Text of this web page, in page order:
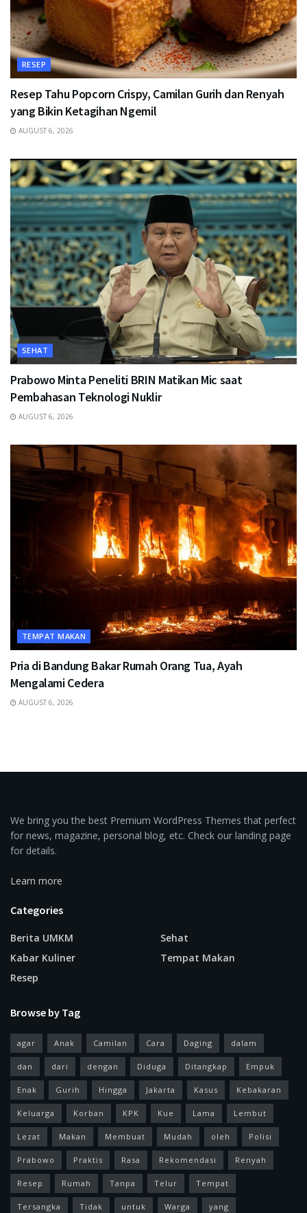
RESEP
Resep Tahu Popcorn Crispy, Camilan Gurih dan Renyah
yang Bikin Ketagihan Ngemil
AUGUST 6, 2026
SEHAT
Prabowo Minta Peneliti BRIN Matikan Mic saat
Pembahasan Teknologi Nuklir
AUGUST 6, 2026
TEMPAT MAKAN
Pria di Bandung Bakar Rumah Orang Tua, Ayah
Mengalami Cedera
AUGUST 6, 2026
We bring you the best Premium WordPress Themes that perfect
for news, magazine, personal blog, etc. Check our landing page
for details.
Learn more
Categories
Berita UMKM
Kabar Kuliner
Resep
Sehat
Tempat Makan
Browse by Tag
agar Anak Camilan Cara Daging dalam
dan dari dengan Diduga Ditangkap Empuk
Enak Gurih Hingga Jakarta Kasus Kebakaran
Keluarga Korban KPK Kue Lama Lembut
Lezat Makan Membuat Mudah oleh Polisi
Prabowo Praktis Rasa Rekomendasi Renyah
Resep Rumah Tanpa Telur Tempat
Tersangka Tidak untuk Warga yang